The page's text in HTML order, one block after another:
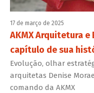
17 de março de 2025
AKMX Arquitetura e
capítulo de sua
Evolução, olhar
arquitetas Denise
comando da AKMX